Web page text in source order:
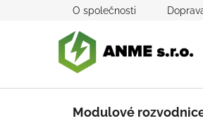
O společnosti
Modulové